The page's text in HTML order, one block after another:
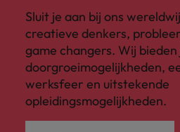
Sluit je aan bij ons
creatieve denkers,
game changers. Wij bieden
doorgroeimogelijkheden,
werksfeer en uitstekende
opleidingsmogelijkheden.